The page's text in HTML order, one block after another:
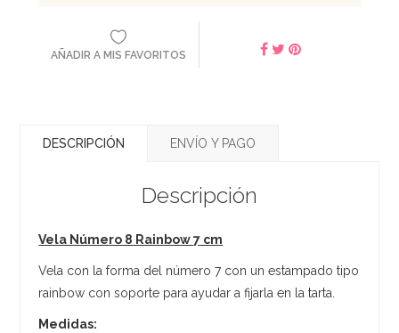
AÑADIR A MIS FAVORITOS
DESCRIPCIÓN ENVÍO Y PAGO
Descripción
Vela Número 8 Rainbow 7 cm
Vela con la forma del número 7 con un estampado tipo
rainbow con soporte para ayudar a fijarla en la tarta.
Medidas: